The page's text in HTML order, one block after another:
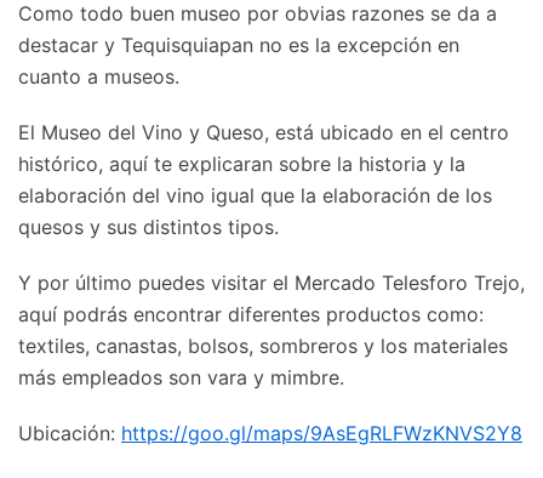
Como todo buen museo por obvias razones se da a
destacar y Tequisquiapan no es la excepción en
cuanto a museos.
El Museo del Vino y Queso, está ubicado en el centro
histórico, aquí te explicaran sobre la historia y la
elaboración del vino igual que la elaboración de los
quesos y sus distintos tipos.
Y por último puedes visitar el Mercado Telesforo Trejo,
aquí podrás encontrar diferentes productos como:
textiles, canastas, bolsos, sombreros y los materiales
más empleados son vara y mimbre.
Ubicación: https://goo.gl/maps/9AsEgRLFWzKNVS2Y8